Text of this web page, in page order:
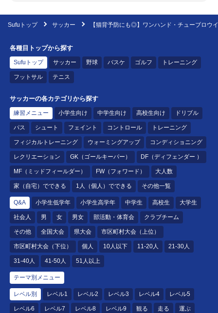
Sufuトップ サッカー 【猫背予防にも◎】ワンハンド・チューブロウ
各種目トップから探す
Sufuトップ サッカー 野球 バスケ ゴルフ トレーニング
フットサル テニス
サッカーの各カテゴリから探す
練習メニュー 小学生向け 中学生向け 高校生向け ドリブル
パス シュート フェイント コントロール トレーニング
フィジカルトレーニング ウォーミングアップ コンディショニング
レクリエーション GK（ゴールキーパー） DF（ディフェンダー ）
MF（ミッドフィールダー） FW（フォワード） 大人数
家（自宅）でできる 1人（個人）でできる その他一覧
Q&A 小学生低学年 小学生高学年 中学生 高校生 大学生
社会人 男 女 男女 部活動・体育会 クラブチーム
その他 全国大会 県大会 市区町村大会（上位）
市区町村大会（下位） 個人 10人以下 11-20人 21-30人
31-40人 41-50人 51人以上
テーマ別メニュー
レベル別 レベル1 レベル2 レベル3 レベル4 レベル5
レベル6 レベル7 レベル8 レベル9 観る 走る 運ぶ